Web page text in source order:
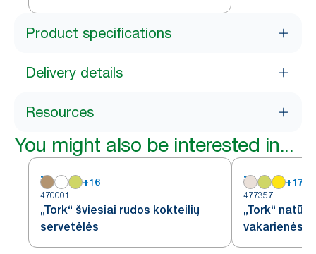
Product specifications
Delivery details
Resources
You might also be interested in...
+16
470001
„Tork“ šviesiai rudos kokteilių
servetėlės
+17
477357
„Tork“
vakarienės